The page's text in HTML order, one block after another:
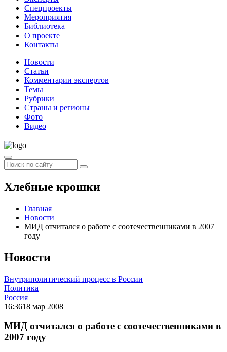
Спецпроекты
Мероприятия
Библиотека
О проекте
Контакты
Новости
Статьи
Комментарии экспертов
Темы
Рубрики
Страны и регионы
Фото
Видео
Хлебные крошки
Главная
Новости
МИД отчитался о работе с соотечественниками в 2007
году
Новости
Внутриполитический процесс в России
Политика
Россия
16:3618 мар 2008
МИД отчитался о работе с соотечественниками в
2007 году